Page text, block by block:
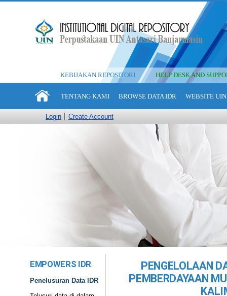
KEBIJAKAN REPOSITORI HELP DESK AND
TENTANG KAMI BROWSE DATA IDR WEBSITE
Login Create Account
EMPOWERS IDR
Penelusuran Data IDR
PENGELOLAAN
PEMBERDAYAAN